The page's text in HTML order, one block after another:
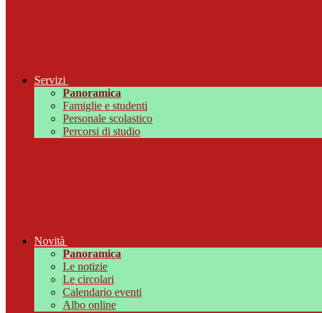
Servizi
Panoramica
Famiglie e studenti
Personale scolastico
Percorsi di studio
Novità
Panoramica
Le notizie
Le circolari
Calendario eventi
Albo online